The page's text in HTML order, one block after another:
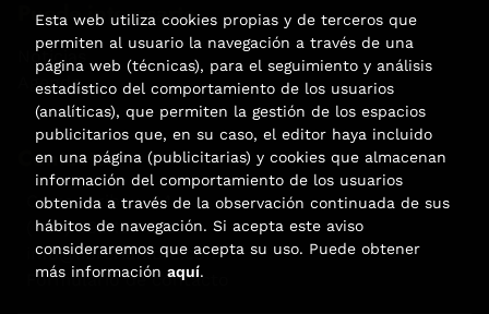
Puede interesarte
Noticias
Agenda
Contacto
Carrer Aribau, 84
(+34) 932 160 225
info@libreriafabre.com
Formulario de contacto
Esta web utiliza cookies propias y de terceros que
permiten al usuario la navegación a través de una
página web (técnicas), para el seguimiento y análisis
estadístico del comportamiento de los usuarios
(analíticas), que permiten la gestión de los espacios
publicitarios que, en su caso, el editor haya incluido
en una página (publicitarias) y cookies que almacenan
información del comportamiento de los usuarios
obtenida a través de la observación continuada de sus
hábitos de navegación. Si acepta este aviso
consideraremos que acepta su uso. Puede obtener
más información aquí.